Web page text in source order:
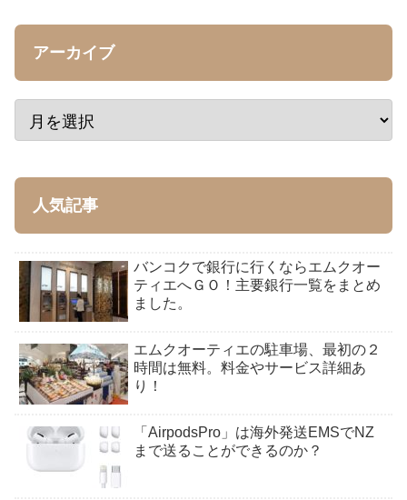
アーカイブ
人気記事
バンコクで銀行に行くならエムクオー
ティエへＧＯ！主要銀行一覧をまとめ
ました。
エムクオーティエの駐車場、最初の２
時間は無料。料金やサービス詳細あ
り！
「AirpodsPro」は海外発送EMSでNZ
まで送ることができるのか？